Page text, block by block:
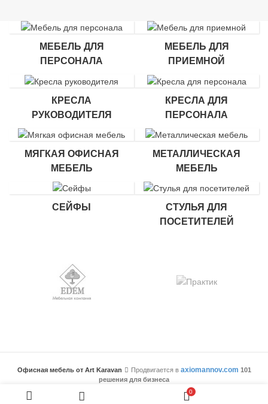
МЕБЕЛЬ ДЛЯ
ПЕРСОНАЛА
МЕБЕЛЬ ДЛЯ
ПРИЕМНОЙ
КРЕСЛА
РУКОВОДИТЕЛЯ
КРЕСЛА ДЛЯ
ПЕРСОНАЛА
МЯГКАЯ ОФИСНАЯ
МЕБЕЛЬ
МЕТАЛЛИЧЕСКАЯ
МЕБЕЛЬ
СЕЙФЫ
СТУЛЬЯ ДЛЯ
ПОСЕТИТЕЛЕЙ
Офисная мебель от Art Karavan Продвигается в axiomannov.com 101
решения для бизнеса
0